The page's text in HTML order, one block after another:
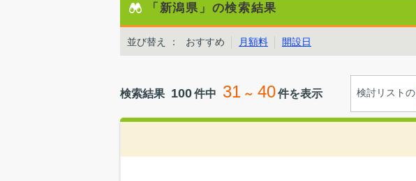
「新潟県」の検索結果
並び替え ： おすすめ 月額料 開設日
検索結果 100件中 31 ～ 40件を表示 検討リストの